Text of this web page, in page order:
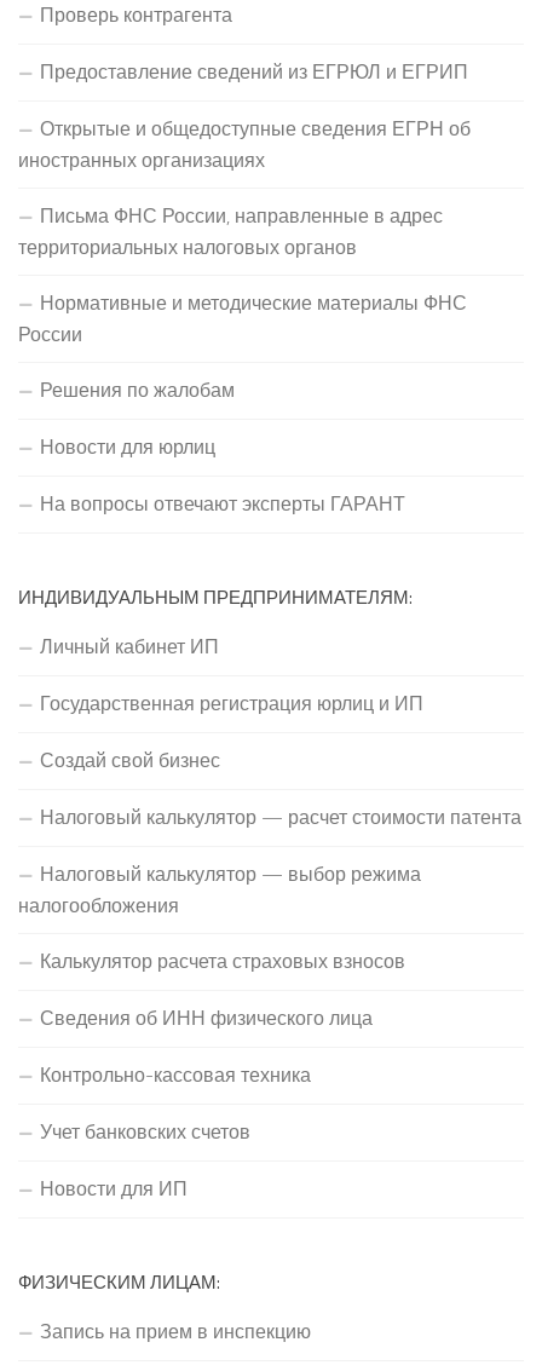
Проверь контрагента
Предоставление сведений из ЕГРЮЛ и ЕГРИП
Открытые и общедоступные сведения ЕГРН об
иностранных организациях
Письма ФНС России, направленные в адрес
территориальных налоговых органов
Нормативные и методические материалы ФНС
России
Решения по жалобам
Новости для юрлиц
На вопросы отвечают эксперты ГАРАНТ
ИНДИВИДУАЛЬНЫМ ПРЕДПРИНИМАТЕЛЯМ:
Личный кабинет ИП
Государственная регистрация юрлиц и ИП
Создай свой бизнес
Налоговый калькулятор — расчет стоимости патента
Налоговый калькулятор — выбор режима
налогообложения
Калькулятор расчета страховых взносов
Сведения об ИНН физического лица
Контрольно-кассовая техника
Учет банковских счетов
Новости для ИП
ФИЗИЧЕСКИМ ЛИЦАМ:
Запись на прием в инспекцию